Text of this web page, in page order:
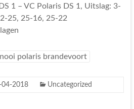
1 – VC Polaris DS 1, Uitslag: 3-
25, 25-16, 25-22
polaris brandevoort
04-2018 Uncategorized